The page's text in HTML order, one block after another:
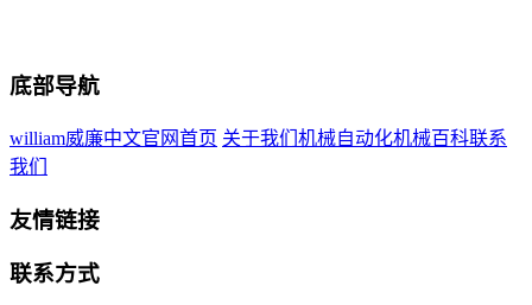
底部导航
william威廉中文官网首页 关于我们 机械自动化机械百科联系
我们
友情链接
联系方式